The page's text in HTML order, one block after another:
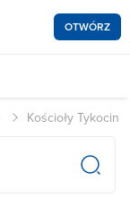
OTWÓRZ
Kościoły Tykocin